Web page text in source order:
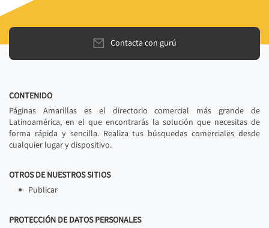
Contacta con gurú
CONTENIDO
Páginas Amarillas es el directorio comercial más grande de
Latinoamérica, en el que encontrarás la solución que necesitas de
forma rápida y sencilla. Realiza tus búsquedas comerciales desde
cualquier lugar y dispositivo.
OTROS DE NUESTROS SITIOS
Publicar
PROTECCIÓN DE DATOS PERSONALES